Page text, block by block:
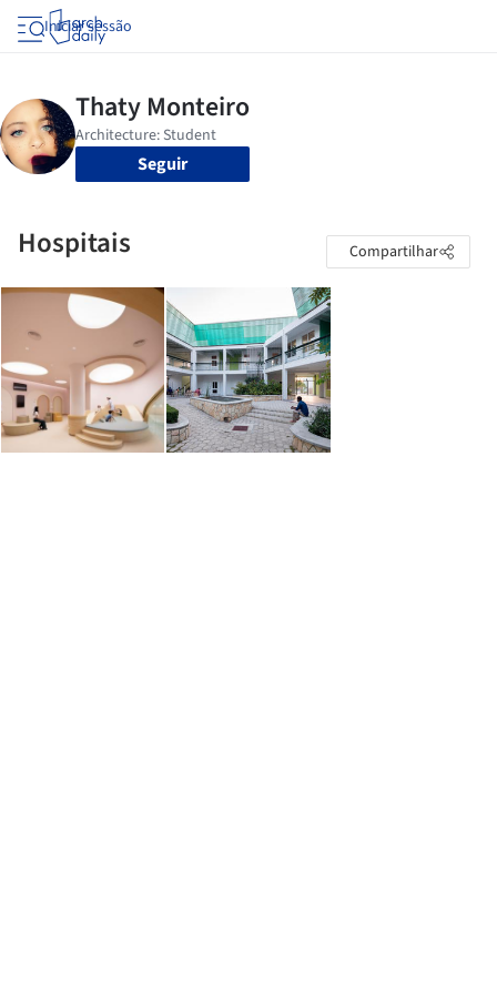
Iniciar sessão
Seguir
Hospitais Compartilhar